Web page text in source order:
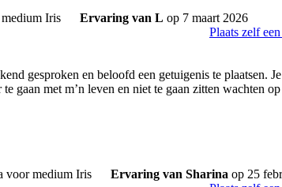
Ervaring van L op 7 maart 2026
Plaats zelf
gesproken en beloofd een getuigenis te plaatsen.
gaan met m’n leven en niet te gaan zitten wachten
Ervaring van Sharina op 25